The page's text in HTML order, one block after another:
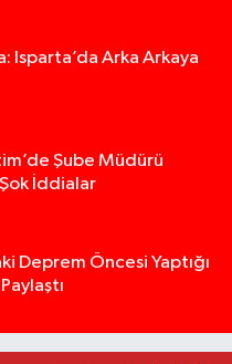
Isparta’da Arka Arkaya
Şube Müdürü
İddialar
Deprem Öncesi Yaptığı
silahlı kavgada
birbirine girdiği kavga
OTOMOBİL GÜL